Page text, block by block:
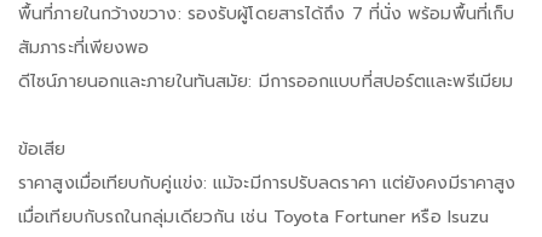
พื้นที่ภายในกว้างขวาง: รองรับผู้โดยสารได้ถึง 7 ที่นั่ง พร้อมพื้นที่เก็บ
สัมภาระที่เพียงพอ
ดีไซน์ภายนอกและภายในทันสมัย: มีการออกแบบที่สปอร์ตและพรีเมียม
ข้อเสีย
ราคาสูงเมื่อเทียบกับคู่แข่ง: แม้จะมีการปรับลดราคา แต่ยังคงมีราคาสูง
เมื่อเทียบกับรถในกลุ่มเดียวกัน เช่น Toyota Fortuner หรือ Isuzu